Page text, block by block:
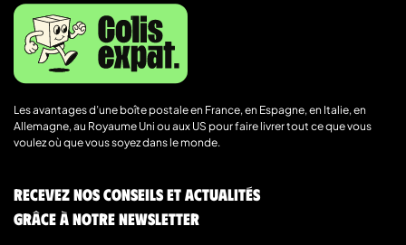
Les avantages d’une boîte postale en France, en Espagne, en Italie, en
Allemagne, au Royaume Uni ou aux US pour faire livrer tout ce que vous
voulez où que vous soyez dans le monde.
Recevez nos conseils et actualités
grâce à notre newsletter